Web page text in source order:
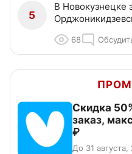
5
В Новокузнецке
68
Скидка
заказ,
₽
До 31 августа,